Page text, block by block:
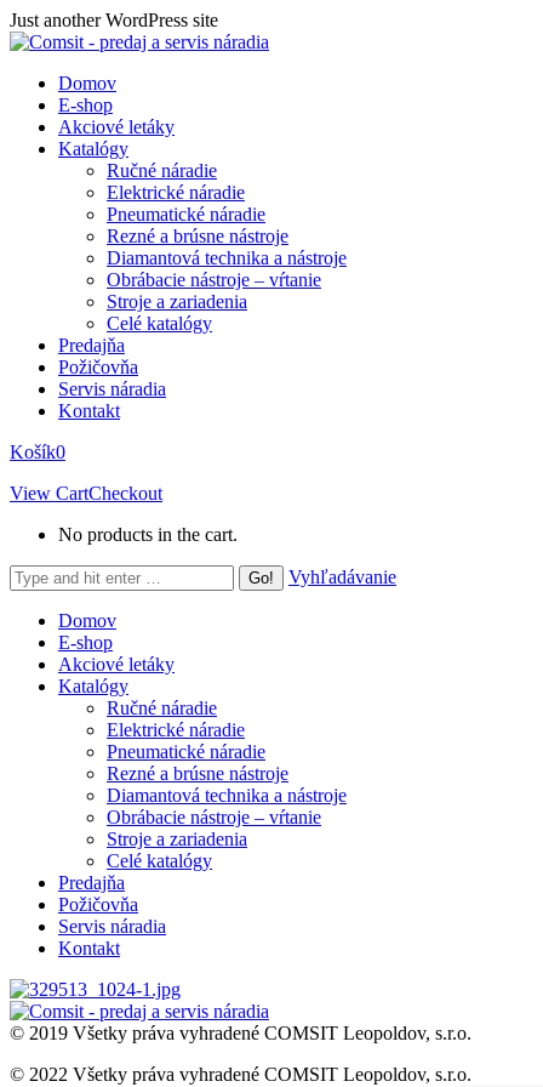
Skip
to
Just another WordPress site
Domov
E-shop
Akciové letáky
Katalógy
Ručné náradie
Elektrické náradie
Pneumatické náradie
Rezné a brúsne nástroje
Diamantová technika a nástroje
Obrábacie nástroje – vŕtanie
Stroje a zariadenia
Celé katalógy
Predajňa
Požičovňa
Servis náradia
Kontakt
Košík0
View CartCheckout
No products in the cart.
Search:
Vyhľadávanie
Domov
E-shop
Akciové letáky
Katalógy
Ručné náradie
Elektrické náradie
Pneumatické náradie
Rezné a brúsne nástroje
Diamantová technika a nástroje
Obrábacie nástroje – vŕtanie
Stroje a zariadenia
Celé katalógy
Predajňa
Požičovňa
Servis náradia
Kontakt
© 2019 Všetky práva vyhradené COMSIT Leopoldov, s.r.o.
© 2022 Všetky práva vyhradené COMSIT Leopoldov, s.r.o.